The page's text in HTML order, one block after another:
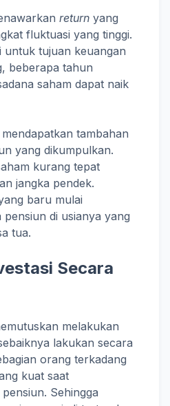
return yang
fluktuasi yang tinggi.
untuk tujuan keuangan
beberapa tahun
saham dapat naik
tambahan
yang dikumpulkan.
kurang tepat
jangka pendek.
baru mulai
di usianya yang
tua.
Secara
melakukan
lakukan secara
orang terkadang
kuat saat
Sehingga